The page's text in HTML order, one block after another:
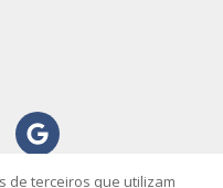
de terceiros que utilizam